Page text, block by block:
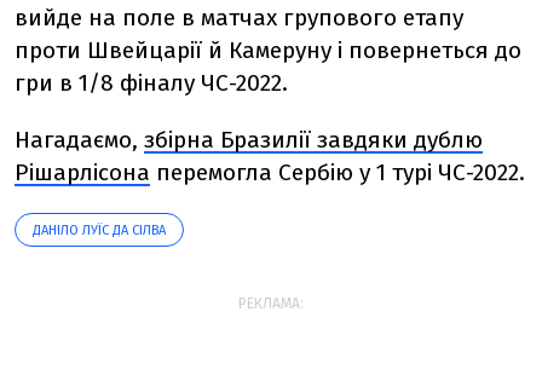
вийде на поле в матчах групового етапу
проти Швейцарії й Камеруну і повернеться до
гри в 1/8 фіналу ЧС-2022.
Нагадаємо, збірна Бразилії завдяки дублю
Рішарлісона перемогла Сербію у 1 турі ЧС-2022.
ДАНІЛО ЛУЇС ДА СІЛВА
РЕКЛАМА: